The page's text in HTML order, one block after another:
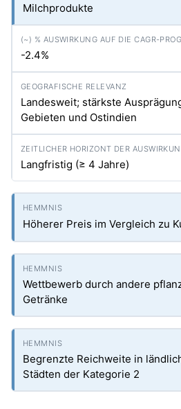
Milchprodukte
-2.4%
Landesweit; stärkste
Gebieten und Ostindien
Langfristig (≥ 4 Jahre)
Höherer Preis im Vergleich zu
Wettbewerb durch andere
Getränke
Begrenzte Reichweite in
Städten der Kategorie 2